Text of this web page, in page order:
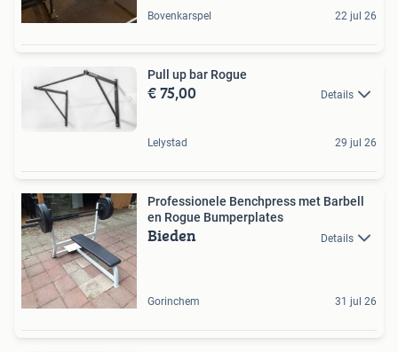
Bovenkarspel 22 jul 26
Pull up bar Rogue
€ 75,00 Details
Lelystad 29 jul 26
Professionele Benchpress met Barbell
en Rogue Bumperplates
Bieden Details
Gorinchem 31 jul 26